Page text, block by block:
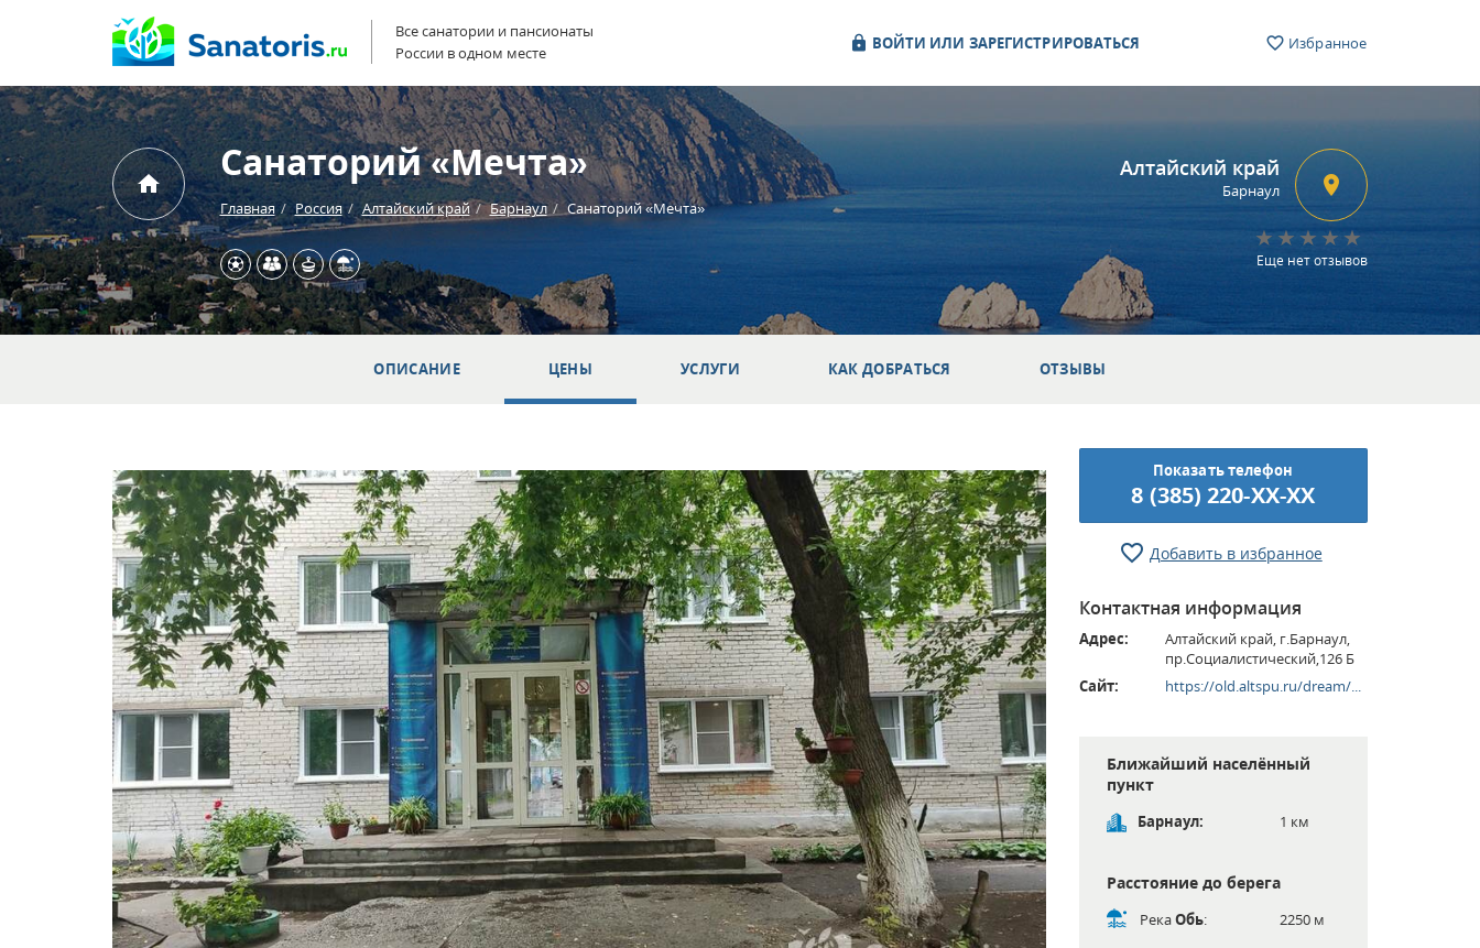
Все санатории и пансионаты
России в одном месте
ВОЙТИ ИЛИ ЗАРЕГИСТРИРОВАТЬСЯ Избранное
Санаторий «Мечта»
Главная Россия Алтайский край Барнаул Санаторий «Мечта»
Алтайский край
Барнаул
Еще нет отзывов
ОПИСАНИЕ ЦЕНЫ УСЛУГИ КАК ДОБРАТЬСЯ ОТЗЫВЫ
Показать телефон
8 (385) 220-XX-XX
Добавить в избранное
Контактная информация
Адрес:
Алтайский край, г.Барнаул,
пр.Социалистический,126 Б
Сайт:
https://old.altspu.ru/dream/...
Ближайший населённый
пункт
Барнаул: 1 км
Расстояние до берега
РекаОбь: 2250 м